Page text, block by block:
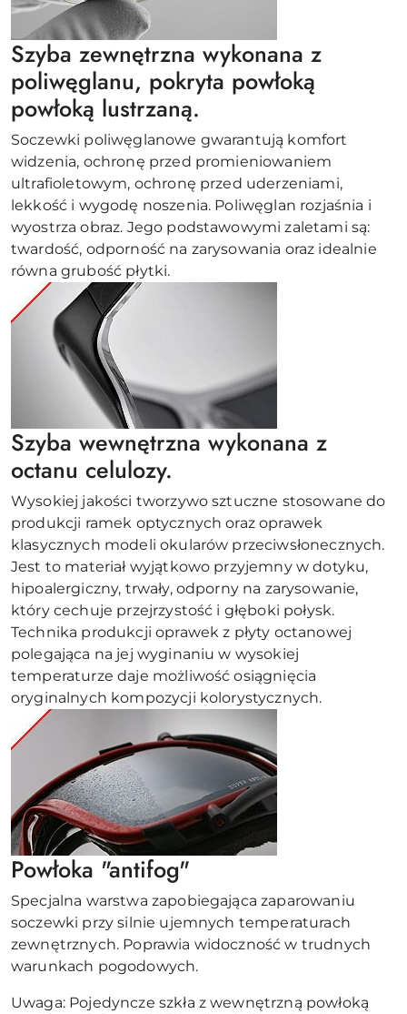
Szyba zewnętrzna wykonana z
poliwęglanu, pokryta powłoką
powłoką lustrzaną.
Soczewki poliwęglanowe gwarantują komfort
widzenia, ochronę przed promieniowaniem
ultrafioletowym, ochronę przed uderzeniami,
lekkość i wygodę noszenia. Poliwęglan rozjaśnia i
wyostrza obraz. Jego podstawowymi zaletami są:
twardość, odporność na zarysowania oraz idealnie
równa grubość płytki.
Szyba wewnętrzna wykonana z
octanu celulozy.
Wysokiej jakości tworzywo sztuczne stosowane do
produkcji ramek optycznych oraz oprawek
klasycznych modeli okularów przeciwsłonecznych.
Jest to materiał wyjątkowo przyjemny w dotyku,
hipoalergiczny, trwały, odporny na zarysowanie,
który cechuje przejrzystość i głęboki połysk.
Technika produkcji oprawek z płyty octanowej
polegająca na jej wyginaniu w wysokiej
temperaturze daje możliwość osiągnięcia
oryginalnych kompozycji kolorystycznych.
Powłoka "antifog"
Specjalna warstwa zapobiegająca zaparowaniu
soczewki przy silnie ujemnych temperaturach
zewnętrznych. Poprawia widoczność w trudnych
warunkach pogodowych.
Uwaga: Pojedyncze szkła z wewnętrzną powłoką